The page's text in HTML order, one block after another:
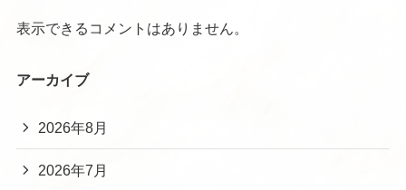
表示できるコメントはありません。
アーカイブ
2026年8月
2026年7月